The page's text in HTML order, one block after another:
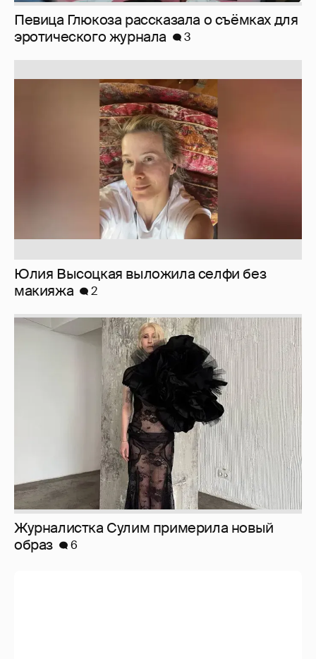
Певица Глюкоза рассказала о съёмках для
эротического журнала
3
Юлия Высоцкая выложила селфи без
макияжа
2
Журналистка Сулим примерила новый
образ
6